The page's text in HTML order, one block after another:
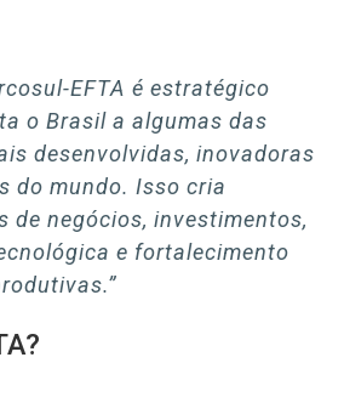
EFTA é estratégico
o Brasil a algumas das
desenvolvidas, inovadoras
do mundo. Isso cria
de negócios, investimentos,
e fortalecimento